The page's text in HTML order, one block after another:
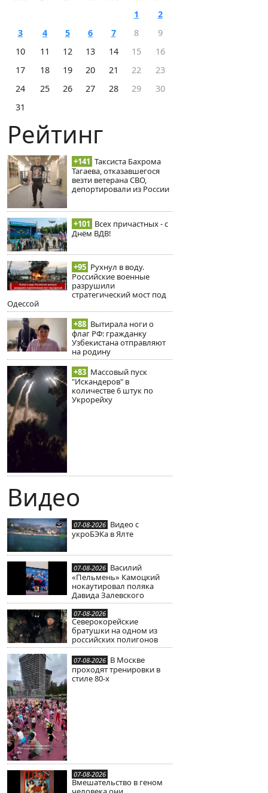
1
2
3
4 5 6 7 8
9
10
11 12 13 14 15
16
17
18 19 20 21 22
23
24
25 26 27 28 29
30
31
Рейтинг
+141 Таксиста Бахрома
Тагаева, отказавшегося
везти ветерана СВО,
депортировали из России
+101 Всех причастных - с
Днём ВДВ!
+95 Рухнул в воду.
Российские военные
разрушили
стратегический мост под
Одессой
+88 Вытирала ноги о
флаг РФ: гражданку
Узбекистана отправляют
на родину
+83 Массовый пуск
"Искандеров" в
количестве 6 штук по
Укрорейху
Видео
07-08-2026 Видео с
укроБЭКа в Ялте
07-08-2026 Василий
«Пельмень» Камоцкий
нокаутировал поляка
Давида Залевского
07-08-2026
Северокорейские
братушки на одном из
российских полигонов
07-08-2026 В Москве
проходят тренировки в
стиле 80-х
07-08-2026
Вмешательство в геном